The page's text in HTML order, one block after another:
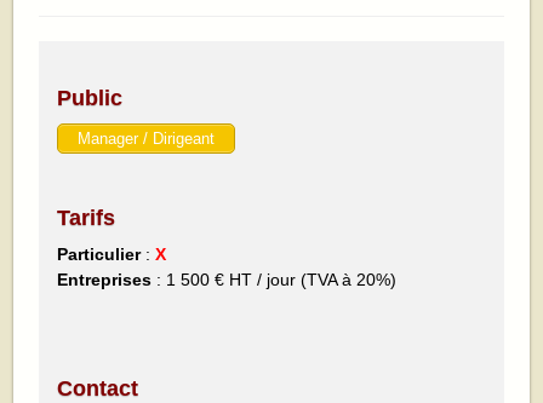
Public
Manager / Dirigeant
Tarifs
Particulier :X
Entreprises : 1 500 € HT / jour (TVA à 20%)
Contact